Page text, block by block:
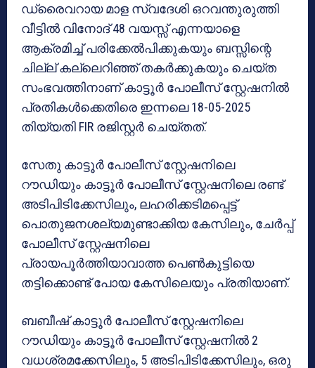
ഡ്രൈവറായ മാള സ്വദേശി ഒറവന്തുരുത്തി
വീട്ടിൽ വിനോദ് 48 വയസ്സ് എന്നയാളെ
ആക്രമിച്ച് പരിക്കേൽപിക്കുകയും ബസ്സിന്റെ
ചില്ല് കല്ലെറിഞ്ഞ് തകർക്കുകയും ചെയ്ത
സംഭവത്തിനാണ് കാട്ടൂർ പോലീസ് സ്റ്റേഷനിൽ
പ്രതികൾക്കെതിരെ ഇന്നലെ 18-05-2025
തിയ്യതി FIR രജിസ്റ്റർ ചെയ്തത്.
സേതു കാട്ടൂർ പോലീസ് സ്റ്റേഷനിലെ
റൗഡിയും കാട്ടൂർ പോലീസ് സ്റ്റേഷനിലെ രണ്ട്
അടിപിടിക്കേസിലും, ലഹരിക്കടിമപ്പെട്ട്
പൊതുജനശല്യമുണ്ടാക്കിയ കേസിലും, ചേർപ്പ്
പോലീസ് സ്റ്റേഷനിലെ
പ്രായപൂർത്തിയാവാത്ത പെൺകുട്ടിയെ
തട്ടിക്കൊണ്ട് പോയ കേസിലെയും പ്രതിയാണ്.
ബബീഷ് കാട്ടൂർ പോലീസ് സ്റ്റേഷനിലെ
റൗഡിയും കാട്ടൂർ പോലീസ് സ്റ്റേഷനിൽ 2
വധശ്രമക്കേസിലും, 5 അടിപിടിക്കേസിലും, ഒരു